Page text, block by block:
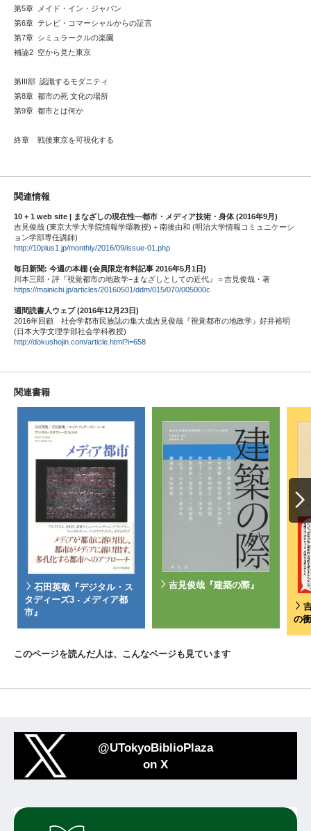
第5章 メイド・イン・ジャパン
第6章 テレビ・コマーシャルからの証言
第7章 シミュラークルの楽園
補論2 空から見た東京
第III部 認識するモダニティ
第8章 都市の死 文化の場所
第9章 都市とは何か
終章 戦後東京を可視化する
関連情報
10 + 1 web site | まなざしの現在性­―都市・メディア技術・身体 (2016年9月)
吉見俊哉 (東京大学大学院情報学環教授) + 南後由和 (明治大学情報コミュニケーシ
ョン学部専任講師)
http://10plus1.jp/monthly/2016/09/issue-01.php
毎日新聞: 今週の本棚 (会員限定有料記事 2016年5月1日)
川本三郎・評『視覚都市の地政学−まなざしとしての近代』＝吉見俊哉・著
https://mainichi.jp/articles/20160501/ddm/015/070/005000c
週間読書人ウェブ (2016年12月23日)
2016年回顧 社会学都市民族誌の集大成吉見俊哉『視覚都市の地政学』好井裕明
(日本大学文理学部社会学科教授)
http://dokushojin.com/article.html?i=658
関連書籍
石田英敬『デジタル・ス
タディーズ3 - メディア都
市』
吉見俊哉『建築の際』
の
このページを読んだ人は、こんなページも見ています
@UTokyoBiblioPlaza
on X